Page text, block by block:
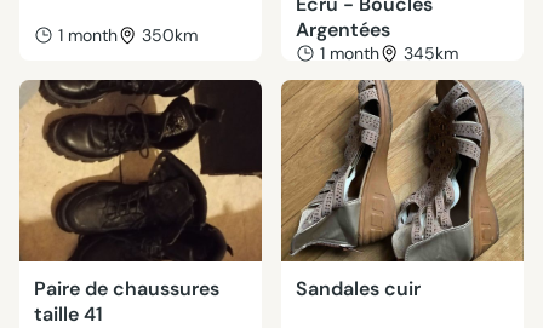
1 month 350km
Argentées
1 month 345km
Paire de chaussures
taille 41
Sandales cuir